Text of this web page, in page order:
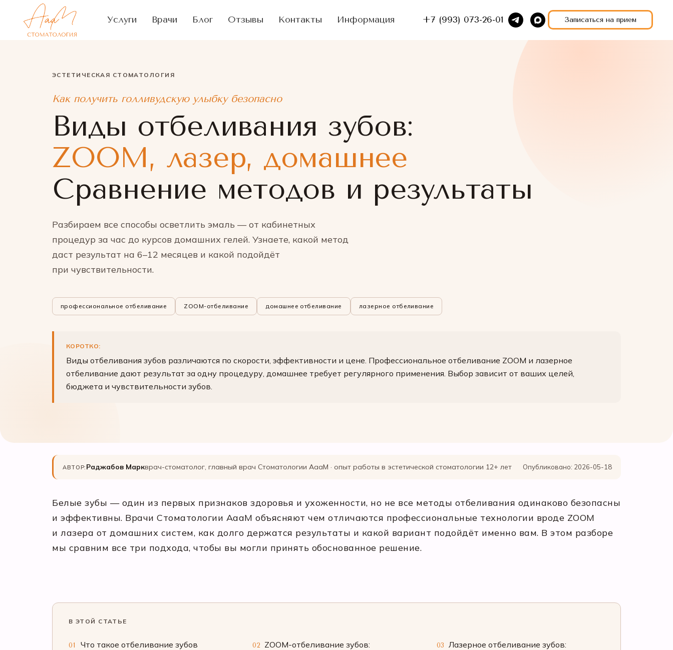
Услуги Врачи Блог Отзывы Контакты Информация +7 (993) 073-26-01 Записаться на прием
ЭСТЕТИЧЕСКАЯ СТОМАТОЛОГИЯ
Как получить голливудскую улыбку безопасно
Виды отбеливания зубов:
ZOOM, лазер, домашнее
Сравнение методов и результаты
Разбираем все способы осветлить эмаль — от кабинетных
процедур за час до курсов домашних гелей. Узнаете, какой метод
даст результат на 6–12 месяцев и какой подойдёт
при чувствительности.
профессиональное отбеливание ZOOM-отбеливание домашнее отбеливание лазерное отбеливание
КОРОТКО:
Виды отбеливания зубов различаются по скорости, эффективности и цене. Профессиональное отбеливание ZOOM и лазерное
отбеливание дают результат за одну процедуру, домашнее требует регулярного применения. Выбор зависит от ваших целей,
бюджета и чувствительности зубов.
АВТОР: Раджабов Маркврач-стоматолог, главный врач Стоматологии АааМ · опыт работы в эстетической стоматологии 12+ лет Опубликовано: 2026-05-18
Белые зубы — один из первых признаков здоровья и ухоженности, но не все методы отбеливания одинаково безопасны
и эффективны. Врачи Стоматологии АааМ объясняют чем отличаются профессиональные технологии вроде ZOOM
и лазера от домашних систем, как долго держатся результаты и какой вариант подойдёт именно вам. В этом разборе
мы сравним все три подхода, чтобы вы могли принять обоснованное решение.
В ЭТОЙ СТАТЬЕ
01 Что такое отбеливание зубов 02 ZOOM-отбеливание зубов: 03 Лазерное отбеливание зубов: